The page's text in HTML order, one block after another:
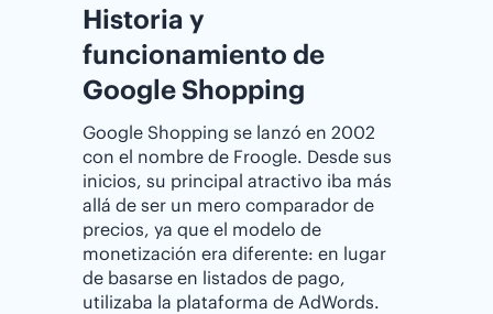
Historia y
funcionamiento de
Google Shopping
Google Shopping se lanzó en 2002
con el nombre de Froogle. Desde sus
inicios, su principal atractivo iba más
allá de ser un mero comparador de
precios, ya que el modelo de
monetización era diferente: en lugar
de basarse en listados de pago,
utilizaba la plataforma de AdWords.